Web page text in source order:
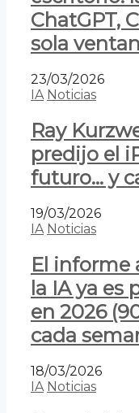
ChatGPT,
sola
23/03/2026
IA Noticias
Ray
predijo el
futuro… y
19/03/2026
IA Noticias
El informe
la IA ya es
en 2026
cada
18/03/2026
IA Noticias